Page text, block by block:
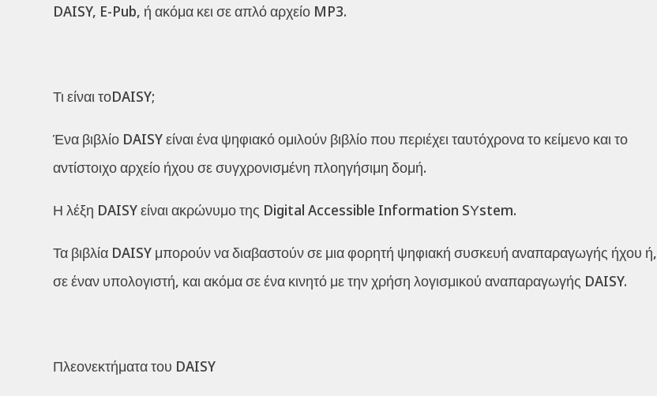
DAISY, E-Pub, ή ακόμα κει σε απλό αρχείο MP3.
Τι είναι τοDAISY;
Ένα βιβλίο DAISY είναι ένα ψηφιακό ομιλούν βιβλίο που περιέχει ταυτόχρονα το κείμενο και το
αντίστοιχο αρχείο ήχου σε συγχρονισμένη πλοηγήσιμη δομή.
Η λέξη DAISY είναι ακρώνυμο της Digital Accessible Information SΥstem.
Τα βιβλία DAISY μπορούν να διαβαστούν σε μια φορητή ψηφιακή συσκευή αναπαραγωγής ήχου ή,
σε έναν υπολογιστή, και ακόμα σε ένα κινητό με την χρήση λογισμικού αναπαραγωγής DAISY.
Πλεονεκτήματα του DAISY